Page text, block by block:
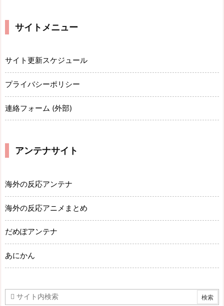
サイトメニュー
サイト更新スケジュール
プライバシーポリシー
連絡フォーム (外部)
アンテナサイト
海外の反応アンテナ
海外の反応アニメまとめ
だめぽアンテナ
あにかん